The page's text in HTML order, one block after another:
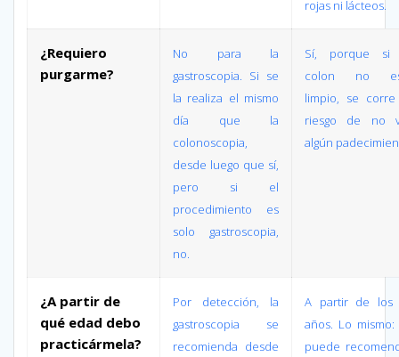
rojas ni lácteos.
¿Requiero
purgarme?
No para la
gastroscopia. Si se
la realiza el mismo
día que la
colonoscopia,
desde luego que sí,
pero si el
procedimiento es
solo gastroscopia,
no.
Sí, porque si
colon no
limpio, se
riesgo de no
algún
¿A partir de
qué edad debo
practicármela?
Por detección, la
gastroscopia se
recomienda desde
A partir de los
años. Lo mismo:
puede